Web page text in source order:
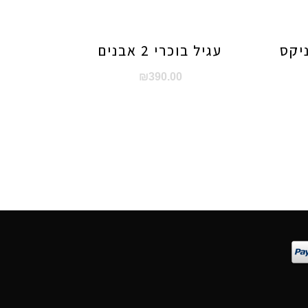
עגיל בוכרי 2 אבנים
₪390.00